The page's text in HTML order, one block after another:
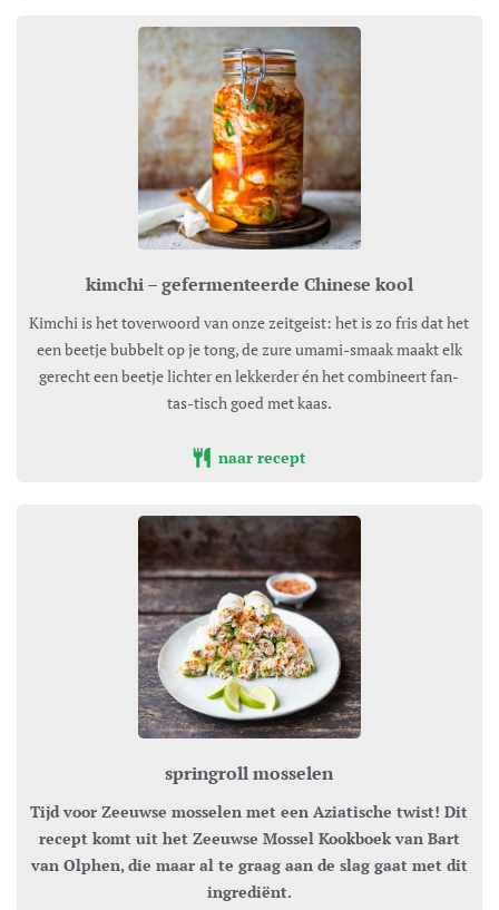
kimchi – gefermenteerde Chinese kool
Kimchi is het toverwoord van onze zeitgeist: het is zo fris dat het
een beetje bubbelt op je tong, de zure umami-smaak maakt elk
gerecht een beetje lichter en lekkerder én het combineert fan-
tas-tisch goed met kaas.
naar recept
springroll mosselen
Tijd voor Zeeuwse mosselen met een Aziatische twist! Dit
recept komt uit het Zeeuwse Mossel Kookboek van Bart
van Olphen, die maar al te graag aan de slag gaat met dit
ingrediënt.